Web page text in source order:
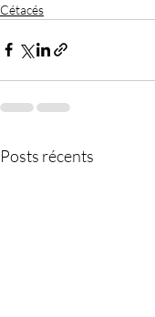
Cétacés
Posts récents